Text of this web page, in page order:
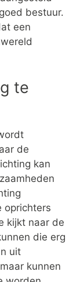
bestuur.
een
te
de
kan
oprichters
kijkt naar de
die erg
uit
kunnen